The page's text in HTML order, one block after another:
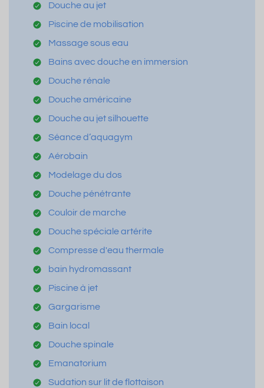
Douche au jet
Piscine de mobilisation
Massage sous eau
Bains avec douche en immersion
Douche rénale
Douche américaine
Douche au jet silhouette
Séance d’aquagym
Aérobain
Modelage du dos
Douche pénétrante
Couloir de marche
Douche spéciale artérite
Compresse d'eau thermale
bain hydromassant
Piscine à jet
Gargarisme
Bain local
Douche spinale
Emanatorium
Sudation sur lit de flottaison